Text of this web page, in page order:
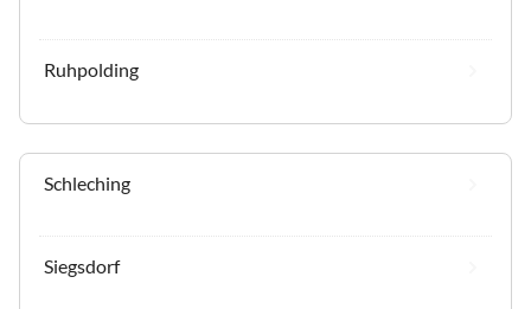
Ruhpolding
Schleching
Siegsdorf